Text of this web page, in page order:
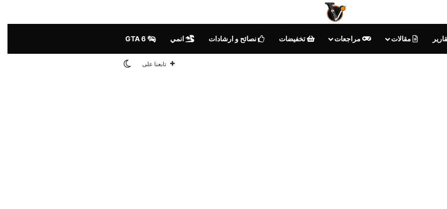
مقالات مراجعات تخفيضات نصائح و ارشادات انمي
تابعنا على الوضع المظلم